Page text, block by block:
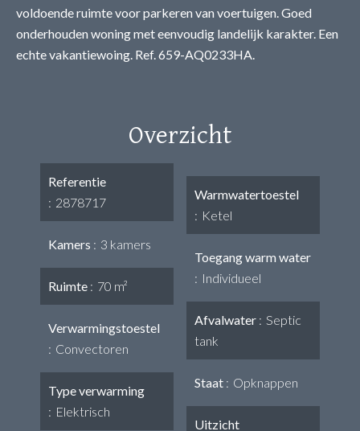
voldoende ruimte voor parkeren van voertuigen. Goed
onderhouden woning met eenvoudig landelijk karakter. Een
echte vakantiewoing. Ref. 659-AQ0233HA.
Overzicht
Referentie
2878717
Kamers 3 kamers
Ruimte 70 m²
Verwarmingstoestel
Convectoren
Type verwarming
Elektrisch
Warmwatertoestel
Ketel
Toegang warm water
Individueel
Afvalwater
Septic
tank
Staat Opknappen
Uitzicht